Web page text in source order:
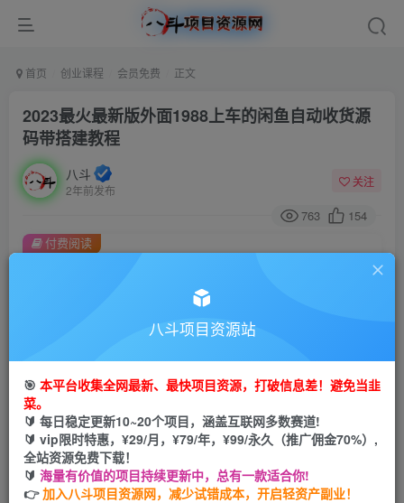
首页 创业课程 会员免费 正文
2023最火最新版外面1988上车的闲鱼自动收货源
码带搭建教程
八斗
2年前发布
关注
763 154
此内容为付费阅读，请付费后查看
金币9.9金币99
会员免费
您当前未登录！建议登陆后购买，可保存购买订单
付费阅读
八斗项目资源站
🎯 本平台收集全网最新、最快项目资源，打破信息差！避免当韭
菜。
🔰 每日稳定更新10~20个项目，涵盖互联网多数赛道!
🔰 vip限时特惠，¥29/月，¥79/年，¥99/永久（推广佣金70%）,
全站资源免费下载！
🔰 海量有价值的项目持续更新中，总有一款适合你!
👉加入八斗项目资源网，减少试错成本，开启轻资产副业！